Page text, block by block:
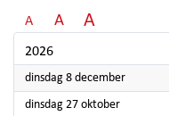
A A A
2026
dinsdag 8 december2026
dinsdag 27 oktober2026